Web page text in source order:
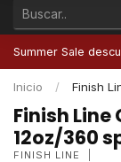
Summer Sale
Inicio / Finish
Finish
12oz/360
FINISH LINE